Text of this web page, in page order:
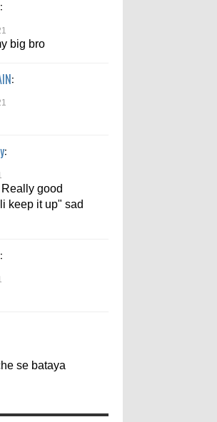
:
big bro
:
:
good
keep it up" sad
:
se bataya